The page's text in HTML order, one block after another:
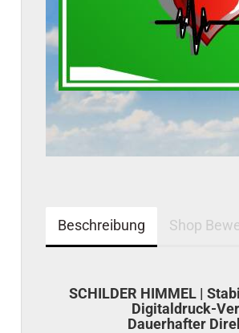
Beschreibung Shop
SCHILDER HIMMEL |
Digitaldruck-
Dauerhafter